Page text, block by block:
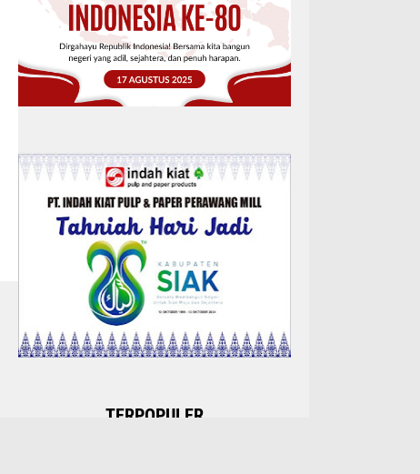
TERPOPULER